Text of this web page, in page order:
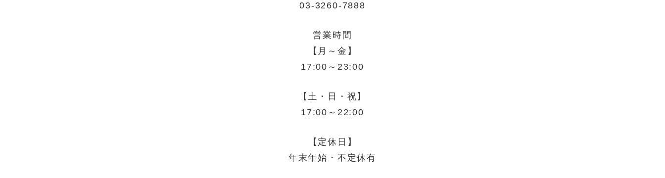
03-3260-7888
営業時間
【月～金】
17:00～23:00
【土・日・祝】
17:00～22:00
【定休日】
年末年始・不定休有